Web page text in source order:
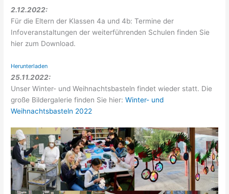
2.12.2022:
Für die Eltern der Klassen 4a und 4b: Termine der
Infoveranstaltungen der weiterführenden Schulen finden Sie
hier zum Download.
Herunterladen
25.11.2022:
Unser Winter- und Weihnachtsbasteln findet wieder statt. Die
große Bildergalerie finden Sie hier:Winter- und
Weihnachtsbasteln 2022